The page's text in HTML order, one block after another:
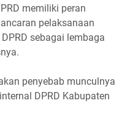
memiliki peran
pelaksanaan
sebagai lembaga
penyebab munculnya
DPRD Kabupaten